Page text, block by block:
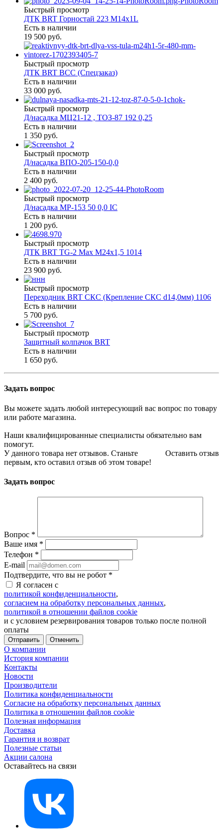
Быстрый просмотр
ДТК BRT Горностай 223 М14х1L
Есть в наличии
19 500 руб.
Быстрый просмотр
ДТК BRT ВСС (Спецзаказ)
Есть в наличии
33 000 руб.
Быстрый просмотр
Д/насадка МЦ21-12 , ТОЗ-87 192 0,25
Есть в наличии
1 350 руб.
Быстрый просмотр
Д/насадка ВПО-205-150-0,0
Есть в наличии
2 400 руб.
Быстрый просмотр
Д/насадка МР-153 50 0,0 IC
Есть в наличии
1 200 руб.
Быстрый просмотр
ДТК BRT TG-2 Max M24х1,5 1014
Есть в наличии
23 900 руб.
Быстрый просмотр
Переходник BRT СКС (Крепление СКС d14,0мм) 1106
Есть в наличии
5 700 руб.
Быстрый просмотр
Защитный колпачок BRT
Есть в наличии
1 650 руб.
Задать вопрос
Вы можете задать любой интересующий вас вопрос по товару
или работе магазина.
Наши квалифицированные специалисты обязательно вам
помогут.
Оставить отзыв
У данного товара нет отзывов. Станьте
первым, кто оставил отзыв об этом товаре!
Задать вопрос
Вопрос *
Ваше имя *
Телефон *
E-mail
Подтвердите, что вы не робот *
Я согласен с
политикой конфиденциальности,
согласием на обработку персональных данных,
политикой в отношении файлов cookie
и с условием резервирования товаров только после полной
оплаты
Отменить
О компании
История компании
Контакты
Новости
Производители
Политика конфиденциальности
Согласие на обработку персональных данных
Политика в отношении файлов cookie
Полезная информация
Доставка
Гарантия и возврат
Полезные статьи
Акции салона
Оставайтесь на связи